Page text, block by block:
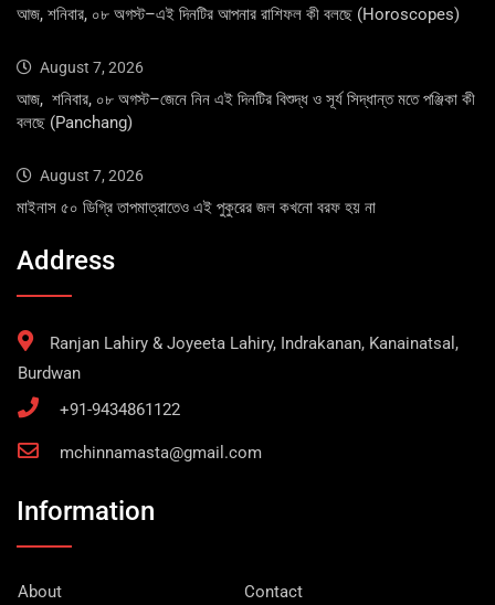
আজ, শনিবার, ০৮ অগস্ট–এই দিনটির আপনার রাশিফল কী বলছে (Horoscopes)
August 7, 2026
আজ, শনিবার, ০৮ অগস্ট–জেনে নিন এই দিনটির বিশুদ্ধ ও সূর্য সিদ্ধান্ত মতে পঞ্জিকা কী
বলছে (Panchang)
August 7, 2026
মাইনাস ৫০ ডিগ্রি তাপমাত্রাতেও এই পুকুরের জল কখনো বরফ হয় না
Address
Ranjan Lahiry & Joyeeta Lahiry, Indrakanan, Kanainatsal,
Burdwan
+91-9434861122
mchinnamasta@gmail.com
Information
About
Contact